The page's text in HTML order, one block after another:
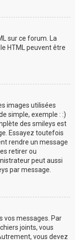
sur ce forum. La
HTML peuvent être
images utilisées
simple, exemple : :)
des smileys est
Essayez toutefois
rendre un message
retirer ou
peut aussi
par message.
vos messages. Par
joints, vous
vous devez